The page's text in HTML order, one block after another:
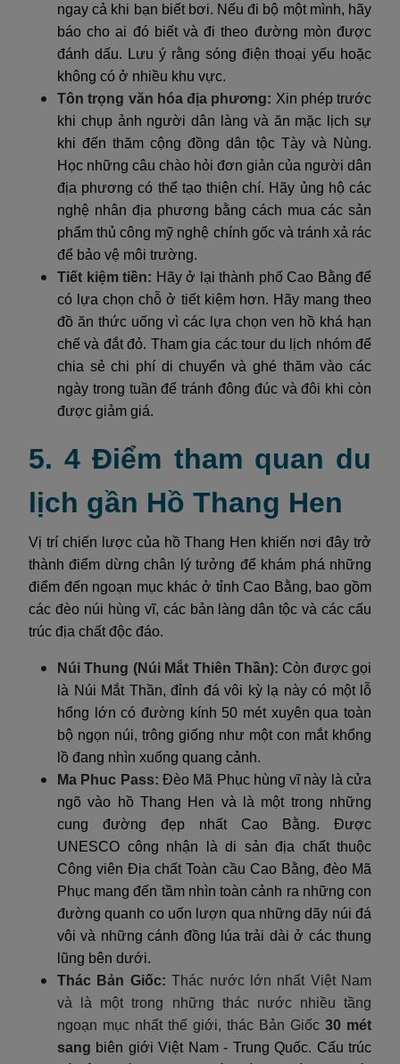
ngay cả khi bạn biết bơi. Nếu đi bộ một mình, hãy
báo cho ai đó biết và đi theo đường mòn được
đánh dấu. Lưu ý rằng sóng điện thoại yếu hoặc
không có ở nhiều khu vực.
Tôn trọng văn hóa địa phương: Xin phép trước
khi chụp ảnh người dân làng và ăn mặc lịch sự
khi đến thăm cộng đồng dân tộc Tày và Nùng.
Học những câu chào hỏi đơn giản của người dân
địa phương có thể tạo thiện chí. Hãy ủng hộ các
nghệ nhân địa phương bằng cách mua các sản
phẩm thủ công mỹ nghệ chính gốc và tránh xả rác
để bảo vệ môi trường.
Tiết kiệm tiền: Hãy ở lại thành phố Cao Bằng để
có lựa chọn chỗ ở tiết kiệm hơn. Hãy mang theo
đồ ăn thức uống vì các lựa chọn ven hồ khá hạn
chế và đắt đỏ. Tham gia các tour du lịch nhóm để
chia sẻ chi phí di chuyển và ghé thăm vào các
ngày trong tuần để tránh đông đúc và đôi khi còn
được giảm giá.
5. 4 Điểm tham quan du
lịch gần Hồ Thang Hen
Vị trí chiến lược của hồ Thang Hen khiến nơi đây trở
thành điểm dừng chân lý tưởng để khám phá những
điểm đến ngoạn mục khác ở tỉnh Cao Bằng, bao gồm
các đèo núi hùng vĩ, các bản làng dân tộc và các cấu
trúc địa chất độc đáo.
Núi Thung (Núi Mắt Thiên Thần): Còn được gọi
là Núi Mắt Thần, đỉnh đá vôi kỳ lạ này có một lỗ
hổng lớn có đường kính 50 mét xuyên qua toàn
bộ ngọn núi, trông giống như một con mắt khổng
lồ đang nhìn xuống quang cảnh.
Ma Phuc Pass: Đèo Mã Phục hùng vĩ này là cửa
ngõ vào hồ Thang Hen và là một trong những
cung đường đẹp nhất Cao Bằng. Được
UNESCO công nhận là di sản địa chất thuộc
Công viên Địa chất Toàn cầu Cao Bằng, đèo Mã
Phục mang đến tầm nhìn toàn cảnh ra những con
đường quanh co uốn lượn qua những dãy núi đá
vôi và những cánh đồng lúa trải dài ở các thung
lũng bên dưới.
Thác Bản Giốc:Thác nước lớn nhất Việt Nam
và là một trong những thác nước nhiều tầng
ngoạn mục nhất thế giới, thác Bản Giốc 30 mét
sang biên giới Việt Nam - Trung Quốc. Cấu trúc